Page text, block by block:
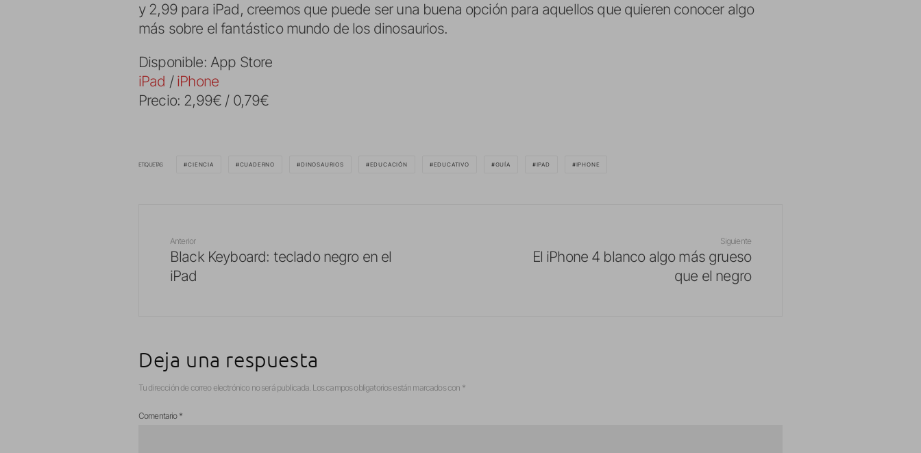
y 2,99 para iPad, creemos que puede ser una buena opción para aquellos que quieren conocer algo
más sobre el fantástico mundo de los dinosaurios.
Disponible: App Store
iPad /iPhone
Precio: 2,99€ / 0,79€
ETIQUETAS CIENCIA CUADERNO DINOSAURIOS EDUCACIÓN EDUCATIVO GUÍA IPAD IPHONE
Anterior
Black Keyboard: teclado negro en el
iPad
Siguiente
El iPhone 4 blanco algo más grueso
que el negro
Deja una respuesta
Tu dirección de correo electrónico no será publicada. Los campos obligatorios están marcados con *
Comentario *